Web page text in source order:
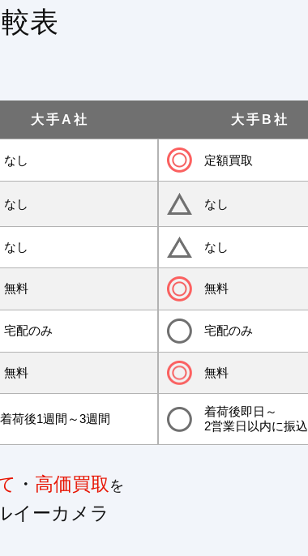
表
大手A社 大手B社
なし 定額買取
なし なし
なし なし
無料 無料
宅配のみ 宅配のみ
無料 無料
着荷後1週間～3週間
着荷後即日～
2営業日以内に振込
・ 高価買取 を
イーカメラ